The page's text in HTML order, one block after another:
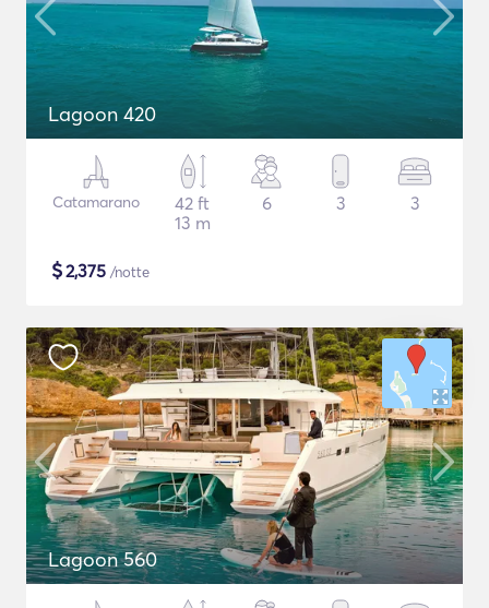
Lagoon 420
Catamarano
42 ft
13 m
6 3 3
$2,375 /notte
Lagoon 560